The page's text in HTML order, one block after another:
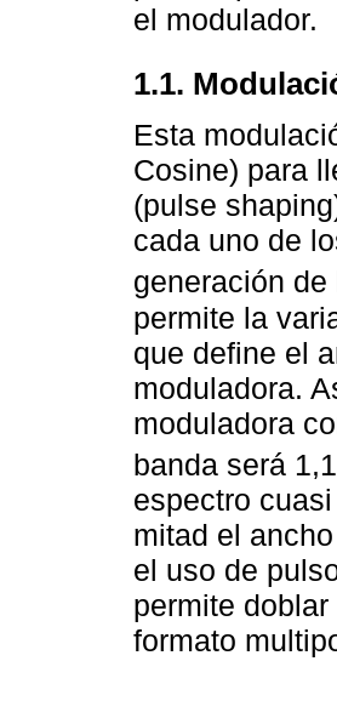
el modulador.
1.1.
Esta
Cosine) para
(pulse
cada uno de
generación
permite la
que define el
moduladora.
moduladora
banda será
espectro
mitad el
el uso de
permite
formato